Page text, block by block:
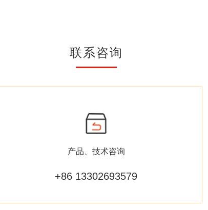
联系咨询
产品、技术咨询
+86 13302693579